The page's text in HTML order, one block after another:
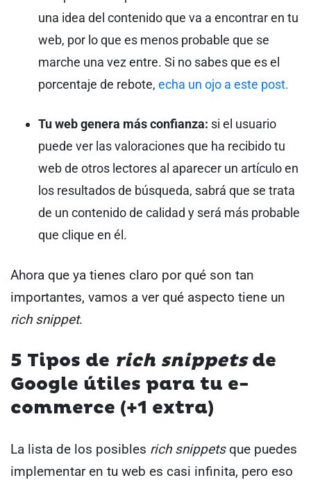
una idea del contenido que va a encontrar en tu
web, por lo que es menos probable que se
marche una vez entre. Si no sabes que es el
porcentaje de rebote, echa un ojo a este post.
Tu web genera más confianza: si el usuario
puede ver las valoraciones que ha recibido tu
web de otros lectores al aparecer un artículo en
los resultados de búsqueda, sabrá que se trata
de un contenido de calidad y será más probable
que clique en él.
Ahora que ya tienes claro por qué son tan
importantes, vamos a ver qué aspecto tiene un
rich snippet.
5 Tipos de rich snippetsde
Google útiles para tu e-
commerce (+1 extra)
La lista de los posibles rich snippetsque puedes
implementar en tu web es casi infinita, pero eso